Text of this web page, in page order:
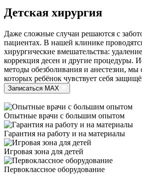
Детская хирургия
Даже сложные случаи решаются с
пациентах. В нашей клинике
хирургические вмешательства:
коррекция десен и другие процедуры.
методы обезболивания и анестезии, мы
которых ребёнок чувствует себя
Записаться MAX
Опытные врачи с большим опытом
Гарантия на работу и на материалы
Игровая зона для детей
Первоклассное оборудование